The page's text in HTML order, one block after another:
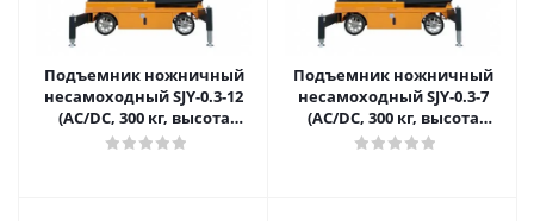
Подъемник ножничный
несамоходный SJY-0.3-12
(AC/DC, 300 кг, высота
подъема 12 м) SMART в
Подъемник ножничный
несамоходный SJY-0.3-7
(AC/DC, 300 кг, высота
подъема 7 м) SMART в